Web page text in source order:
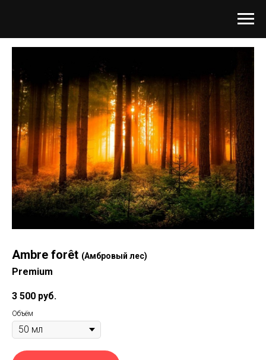
Ambre forêt (Амбровый лес)
Premium
3 500 руб.
Объём